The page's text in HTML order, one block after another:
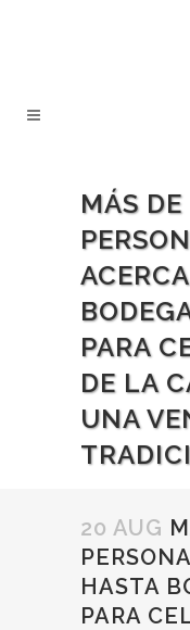
MÁS
PARA
DE LA
UNA
20 AUG
HASTA
PARA